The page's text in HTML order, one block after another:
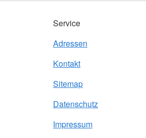
Service
Adressen
Kontakt
Sitemap
Datenschutz
Impressum